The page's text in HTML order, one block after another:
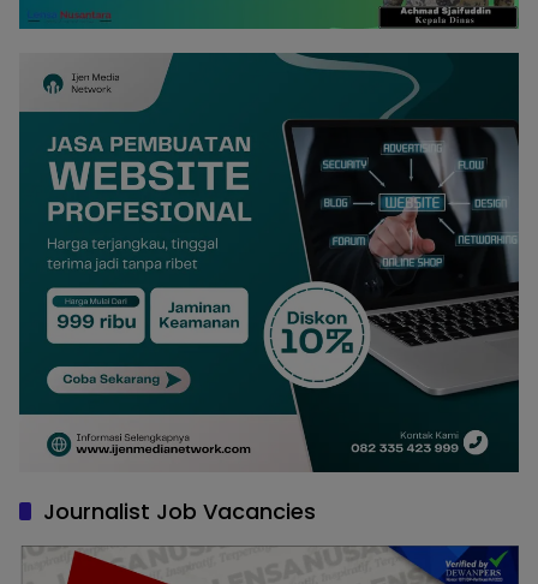
Journalist Job Vacancies